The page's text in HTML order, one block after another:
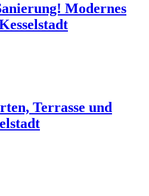
Modernes
Terrasse und